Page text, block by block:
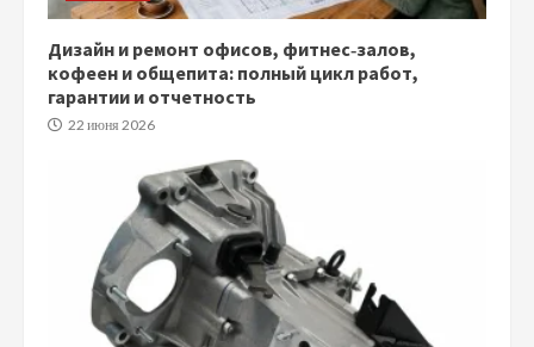
Дизайн и ремонт офисов, фитнес‑залов,
кофеен и общепита: полный цикл работ,
гарантии и отчетность
22 июня 2026